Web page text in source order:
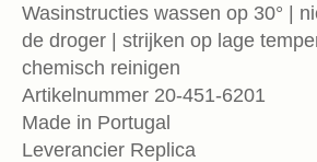
Wasinstructies wassen op 30° |
de droger | strijken op lage
chemisch reinigen
Artikelnummer 20-451-6201
Made in Portugal
Leverancier Replica